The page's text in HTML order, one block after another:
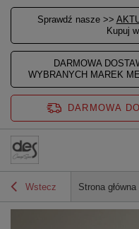
Sprawdź nasze >>
Kupuj
DARMOWA
WYBRANYCH MAREK
DARMOWA
Wstecz Strona główna